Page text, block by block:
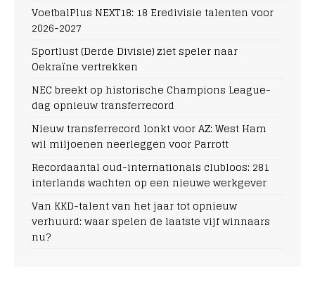
VoetbalPlus NEXT18: 18 Eredivisie talenten voor
2026-2027
Sportlust (Derde Divisie) ziet speler naar
Oekraïne vertrekken
NEC breekt op historische Champions League-
dag opnieuw transferrecord
Nieuw transferrecord lonkt voor AZ: West Ham
wil miljoenen neerleggen voor Parrott
Recordaantal oud-internationals clubloos: 281
interlands wachten op een nieuwe werkgever
Van KKD-talent van het jaar tot opnieuw
verhuurd: waar spelen de laatste vijf winnaars
nu?